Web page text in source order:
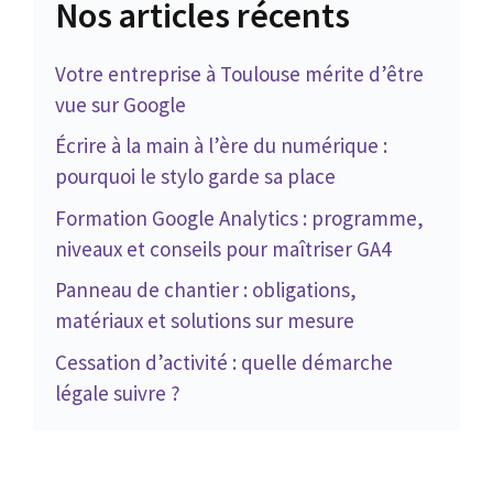
Nos articles récents
Votre entreprise à Toulouse mérite d’être
vue sur Google
Écrire à la main à l’ère du numérique :
pourquoi le stylo garde sa place
Formation Google Analytics : programme,
niveaux et conseils pour maîtriser GA4
Panneau de chantier : obligations,
matériaux et solutions sur mesure
Cessation d’activité : quelle démarche
légale suivre ?